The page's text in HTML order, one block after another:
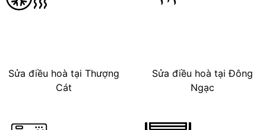
Sửa điều hoà tại Thượng
Cát
Sửa điều hoà tại Đông
Ngạc